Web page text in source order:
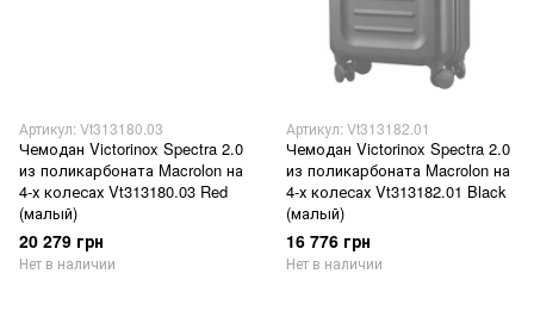
Артикул: Vt313180.03
Чемодан Victorinox Spectra 2.0
из поликарбоната Macrolon на
4-х колесах Vt313180.03 Red
(малый)
20 279 грн
Нет в наличии
Артикул: Vt313182.01
Чемодан Victorinox Spectra 2.0
из поликарбоната Macrolon на
4-х колесах Vt313182.01 Black
(малый)
16 776 грн
Нет в наличии